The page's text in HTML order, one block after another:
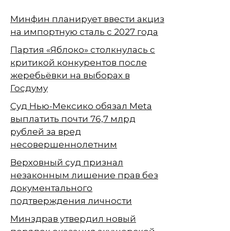
Минфин планирует ввести акциз
на импортную сталь с 2027 года
Партия «Яблоко» столкнулась с
критикой конкурентов после
жеребьёвки на выборах в
Госдуму
Суд Нью-Мексико обязал Meta
выплатить почти 76,7 млрд
рублей за вред
несовершеннолетним
Верховный суд признал
незаконным лишение прав без
документального
подтверждения личности
Минздрав утвердил новый